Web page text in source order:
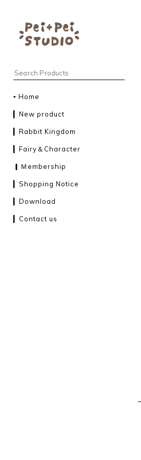
▪︎ Home
▎New product
▎Rabbit Kingdom
▎Fairy＆Character
▎Ｍembership
▎Shopping Notice
▎Download
▎Contact us